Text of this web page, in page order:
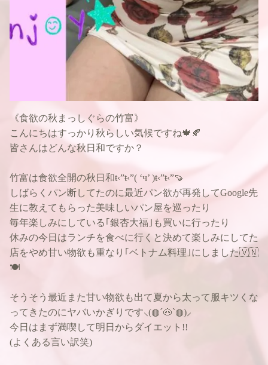
《食欲の秋まっしぐらの竹富》
こんにちはすっかり秋らしい気候ですね🍁🍂
皆さんはどんな秋日和ですか？
竹富は食欲全開の秋日和ŧ‹”ŧ‹”( ‘ч’ )ŧ‹”ŧ‹”🍠
しばらくパン断してたのに最近パン欲が再発してGoogle先
生に教えてもらった美味しいパン屋を巡ったり
毎年楽しみにしている｢銀杏大福｣も買いに行ったり
休みの今日はランチを食べに行くと決めて楽しみにしてた
店をやめ甘い物欲も重なり｢ベトナム料理｣にしました🇻🇳
🍽
そうそう最近また甘い物欲も出て夏から太って服キツくな
ってきたのにヤバいかぎりです⸜(◍´🐽`◍)⸝
今日はまず満喫して明日からダイエット!!
(よくある言い訳笑)